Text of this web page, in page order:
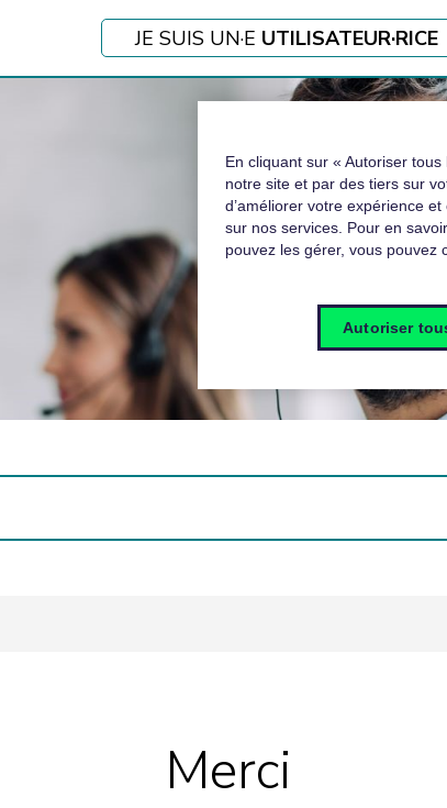
JE SUIS UN·E UTILISATEUR·RICE
Merci
En cliquant sur « Autoriser
notre site et par des tiers sur
d’améliorer votre expérience
sur nos services. Pour en
pouvez les gérer, vous pouvez
Autoriser